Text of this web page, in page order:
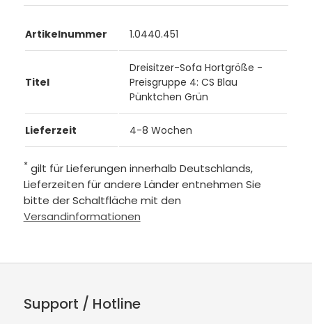
Artikelnummer 1.0440.451
Titel
Dreisitzer-Sofa Hortgröße -
Preisgruppe 4: CS Blau
Pünktchen Grün
Lieferzeit 4-8 Wochen
* gilt für Lieferungen innerhalb Deutschlands,
Lieferzeiten für andere Länder entnehmen Sie
bitte der Schaltfläche mit den
Versandinformationen
Support / Hotline